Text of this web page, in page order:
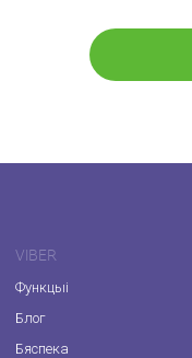
VIBER
Функцыі
Блог
Бяспека